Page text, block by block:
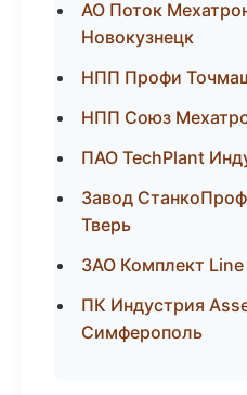
АО Поток
Новокузнецк
НПП Профи
НПП Союз
ПАО TechPlant
Завод
Тверь
ЗАО Комплект
ПК Индустрия
Симферополь